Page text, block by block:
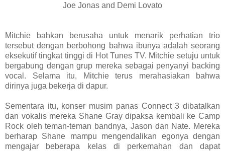
Joe Jonas and Demi Lovato
Mitchie bahkan berusaha untuk menarik perhatian trio
tersebut dengan berbohong bahwa ibunya adalah seorang
eksekutif tingkat tinggi di Hot Tunes TV. Mitchie setuju untuk
bergabung dengan grup mereka sebagai penyanyi backing
vocal. Selama itu, Mitchie terus merahasiakan bahwa
dirinya juga bekerja di dapur.
Sementara itu, konser musim panas Connect 3 dibatalkan
dan vokalis mereka Shane Gray dipaksa kembali ke Camp
Rock oleh teman-teman bandnya, Jason dan Nate. Mereka
berharap Shane mampu mengendalikan egonya dengan
mengajar beberapa kelas di perkemahan dan dapat